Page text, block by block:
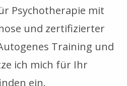
Psychotherapie mit
und zertifizierter
Training und
ich mich für Ihr
ein.